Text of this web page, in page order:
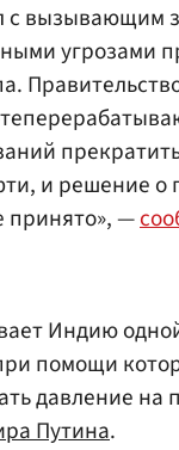
с вызывающим
угрозами
и решение о
принято», —
Индию
помощи
давление на
Путина.